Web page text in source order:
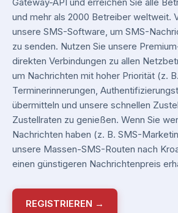
und mehr als 2000 Betreiber weltweit.
unsere SMS-Software, um SMS-
zu senden. Nutzen Sie unsere
direkten Verbindungen zu allen
um Nachrichten mit hoher Priorität (z.
Terminerinnerungen,
übermitteln und unsere schnellen
Zustellraten zu genießen. Wenn Sie
Nachrichten haben (z. B. SMS-
unsere Massen-SMS-Routen nach
einen günstigeren Nachrichtenpreis
REGISTRIEREN →